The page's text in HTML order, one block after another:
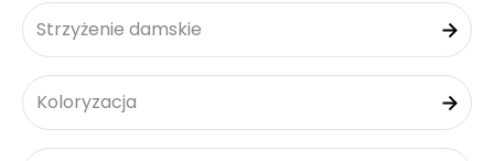
Strzyżenie damskie
Koloryzacja